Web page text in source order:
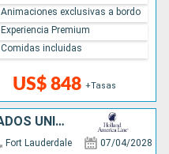
US$ 848 +Tasas
Animaciones exclusivas a bordo
Experiencia Premium
Comidas incluidas
ESPAÑA, MARRUECOS, ESTADOS UNIDOS
Fort Lauderdale 07/04/2028